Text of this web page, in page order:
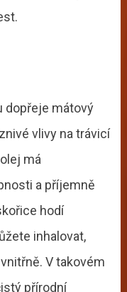
dopřeje mátový
vlivy na trávicí
má
a příjemně
hodí
inhalovat,
V takovém
přírodní